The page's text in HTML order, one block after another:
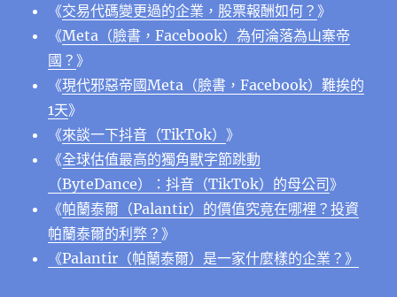
《交易代碼變更過的企業，股票報酬如何？》
《Meta（臉書，Facebook）為何淪落為山寨帝
國？》
《現代邪惡帝國Meta（臉書，Facebook）難挨的
1天》
《來談一下抖音（TikTok）》
《全球估值最高的獨角獸字節跳動
（ByteDance）：抖音（TikTok）的母公司》
《帕蘭泰爾（Palantir）的價值究竟在哪裡？投資
帕蘭泰爾的利弊？》
《Palantir（帕蘭泰爾）是一家什麼樣的企業？》